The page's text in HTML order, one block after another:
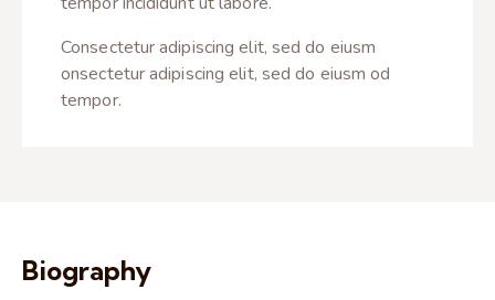
Consectetur adipiscing elit, sed do eiusm
onsectetur adipiscing elit, sed do eiusm od
tempor.
Biography